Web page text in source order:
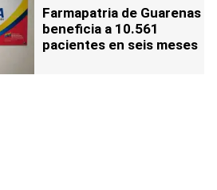
Farmapatria de Guarenas
beneficia a 10.561
pacientes en seis meses